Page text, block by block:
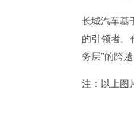
长城汽车基
的引领者。
务层”的跨
注：以上图